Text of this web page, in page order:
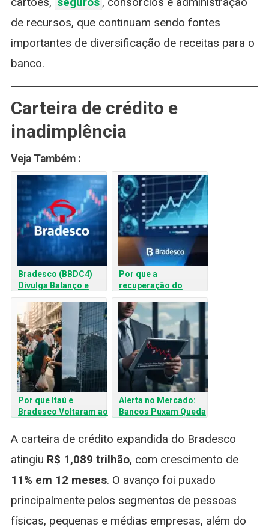
de recursos, que continuam sendo fontes
importantes de diversificação de receitas para o
banco.
Carteira de crédito e
inadimplência
Veja Também :
Bradesco (BBDC4)
Divulga Balanço e
Mercado Monitora
Inadimplência
Por que a
recuperação do
Bradesco (BBDC4)
ainda divide
analistas?
Por que Itaú e
Bradesco Voltaram ao
Alerta no Mercado:
Bancos Puxam Queda
Resultados do 4T25
A carteira de crédito expandida do Bradesco
atingiu R$ 1,089 trilhão, com crescimento de
11% em 12 meses. O avanço foi puxado
principalmente pelos segmentos de pessoas
físicas, pequenas e médias empresas, além do